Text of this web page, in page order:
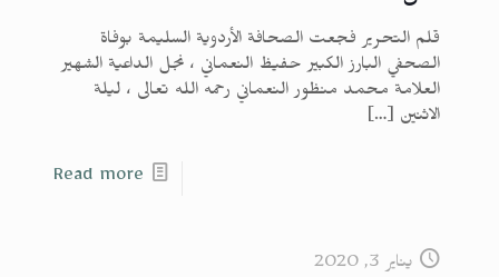
قلم التحرير فجعت الصحافة الأردوية السليمة بوفاة
الصحفي البارز الكبير حفيظ النعماني ، نجل الداعية الشهير
العلامة محمد منظور النعماني رحمه الله تعالى ، ليلة
الاثنين […]
Read more
يناير 3, 2020